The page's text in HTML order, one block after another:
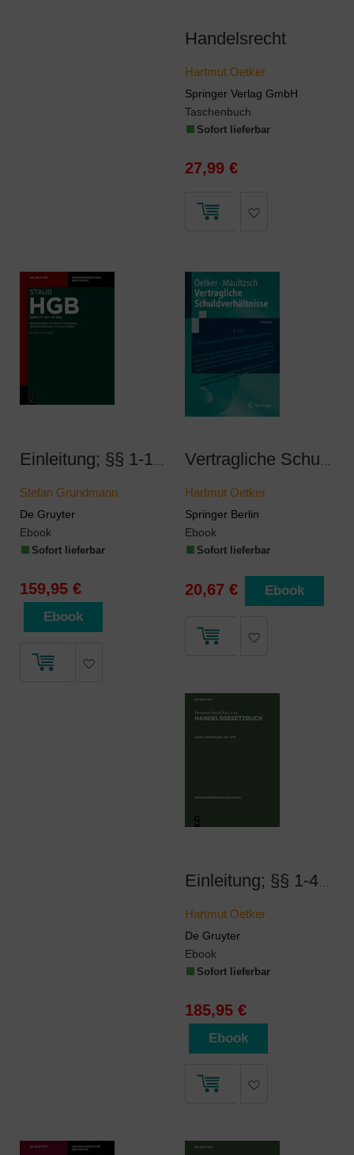
Handelsrecht
Hartmut Oetker
Springer Verlag GmbH
Taschenbuch
Sofort lieferbar
27,99 €
Stefan Grundmann
De Gruyter
Ebook
Sofort lieferbar
159,95 €
Ebook
Hartmut Oetker
Springer Berlin
Ebook
Sofort lieferbar
20,67 € Ebook
Einleitung; §§ 1-47b
Hartmut Oetker
De Gruyter
Ebook
Sofort lieferbar
185,95 €
Ebook